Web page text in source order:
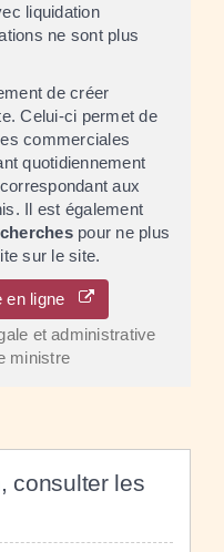
liquidation
ne sont plus
de créer
Celui-ci permet de
commerciales
quotidiennement
aux
Il est également
pour ne plus
sur le site.
en ligne
et administrative
ministre
consulter les